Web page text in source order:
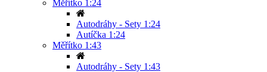
Měřítko 1:24
Autodráhy - Sety 1:24
Autíčka 1:24
Měřítko 1:43
Autodráhy - Sety 1:43